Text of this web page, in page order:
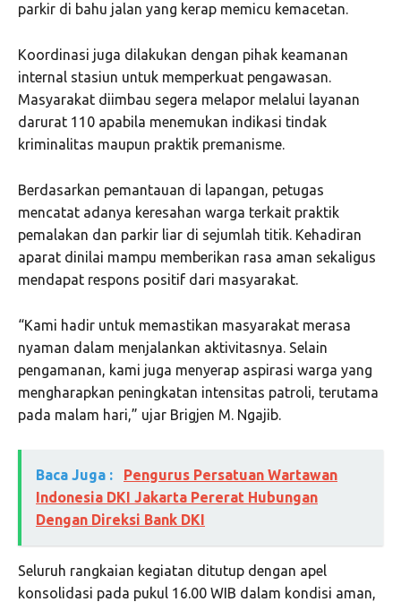
parkir di bahu jalan yang kerap memicu kemacetan.
Koordinasi juga dilakukan dengan pihak keamanan
internal stasiun untuk memperkuat pengawasan.
Masyarakat diimbau segera melapor melalui layanan
darurat 110 apabila menemukan indikasi tindak
kriminalitas maupun praktik premanisme.
Berdasarkan pemantauan di lapangan, petugas
mencatat adanya keresahan warga terkait praktik
pemalakan dan parkir liar di sejumlah titik. Kehadiran
aparat dinilai mampu memberikan rasa aman sekaligus
mendapat respons positif dari masyarakat.
“Kami hadir untuk memastikan masyarakat merasa
nyaman dalam menjalankan aktivitasnya. Selain
pengamanan, kami juga menyerap aspirasi warga yang
mengharapkan peningkatan intensitas patroli, terutama
pada malam hari,” ujar Brigjen M. Ngajib.
Baca Juga :
Pengurus Persatuan Wartawan
Indonesia DKI Jakarta Pererat Hubungan
Dengan Direksi Bank DKI
Seluruh rangkaian kegiatan ditutup dengan apel
konsolidasi pada pukul 16.00 WIB dalam kondisi aman,